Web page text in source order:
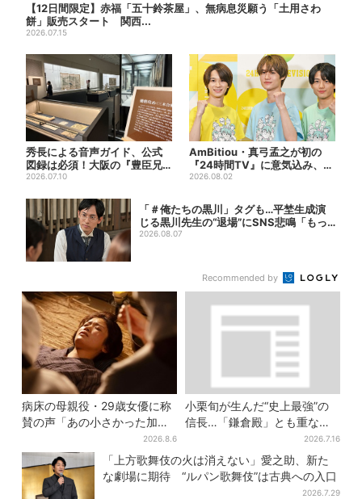
【12日間限定】赤福「五十鈴茶屋」、無病息災願う「土用さわ
餅」販売スタート 関西...
2026.07.15
秀長による音声ガイド、公式
図録は必須！大阪の『豊臣兄
弟』展を、より楽しむ方法４
2026.07.10
AmBitiou・真弓孟之が初の
『24時間TV』に意気込み、
「いっぱい触れ合いた...
2026.08.02
「＃俺たちの黒川」タグも…平埜生成演
じる黒川先生の“退場”にSNS悲鳴「もっ
と見...
2026.08.07
Recommended by
病床の母親役・29歳女優に称
賛の声「あの小さかった加恋
ちゃんが…」朝ドラ視聴者し
みじみ
2026.8.6
小栗旬が生んだ“史上最強”の
信長…「鎌倉殿」とも重な
る、にじむ悲しみが“名人
芸”【豊臣兄弟】
2026.7.16
「上方歌舞伎の火は消えない」愛之助、新た
な劇場に期待 “ルパン歌舞伎”は古典への入口
2026.7.29